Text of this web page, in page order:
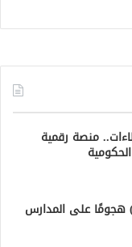
منصة رقمية
المتحدة توثق (67) هجومًا على المدارس